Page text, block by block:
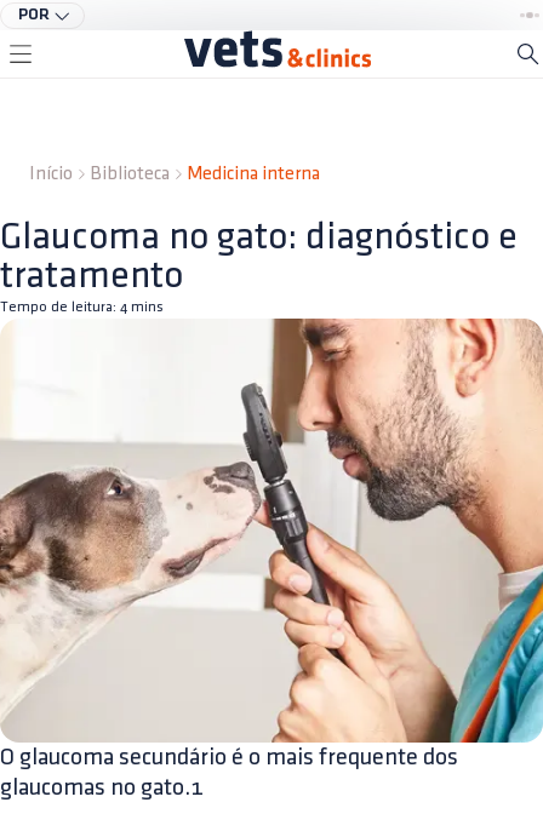
POR
Início Biblioteca Medicina interna
Glaucoma no gato: diagnóstico e
tratamento
Tempo de leitura: 4 mins
O glaucoma secundário é o mais frequente dos
glaucomas no gato.1